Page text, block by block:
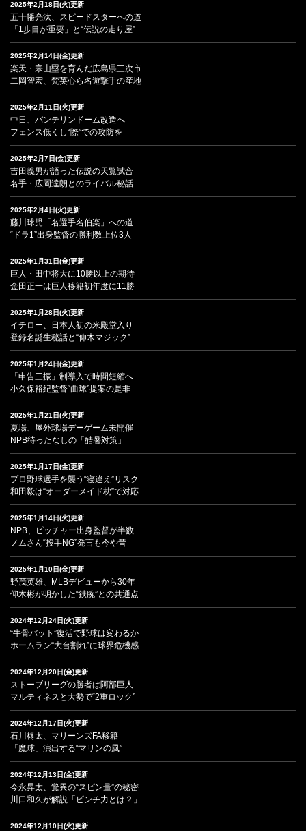
2025年2月18日(火)更新
五十幡亮汰、スピードスターへの道
「1歩目が重要」と“伝説の走り屋”
2025年2月14日(金)更新
楽天・宗山塁を育んだ広島県三次市
二岡智宏、梵英心ら名遊撃手の産地
2025年2月11日(火)更新
中日、バンテリンドーム改造へ
フェンス低くし“際”での攻防を
2025年2月7日(金)更新
吉田義男が語った伝説の天覧試合
名手・広岡達朗とのライバル秘話
2025年2月4日(火)更新
藤川球児「名選手名伯楽」への道
“ドラ1”出身監督の勝利数上位3人
2025年1月31日(金)更新
巨人・田中将大に10勝以上の期待
金田正一は巨人移籍初年度に11勝
2025年1月28日(火)更新
イチロー、日本人初の米殿堂入り
登録名誕生秘話と“仰木マジック”
2025年1月24日(金)更新
「申告三振」制導入で時間短縮へ
小久保裕紀監督“曲球”提案の是非
2025年1月21日(火)更新
夏場、屋外球場デーゲーム未開催
NPB待ったなしの「酷暑対策」
2025年1月17日(金)更新
プロ野球選手を襲う“寝違え”リスク
和田毅は“オーダーメイド枕”で対応
2025年1月14日(火)更新
NPB、ピッチャー出身監督が半数
ノムさん“投手NG”発言も今や昔
2025年1月10日(金)更新
野茂英雄、MLBデビューから30年
仰木彬が明かした“鉄腕”との共通点
2024年12月24日(火)更新
“牛骨バット”復活で野球は変わるか
ホームラン“大台割れ”に球界危機感
2024年12月20日(金)更新
ストーブリーグの勝者は阿部巨人
マルティネスと大勢で“2重ロック”
2024年12月17日(火)更新
石川柊太、マリーンズFA移籍
「魔球」演出する“マリンの風”
2024年12月13日(金)更新
今永昇太、驚異の“スピン量”の秘密
川口和久が解説「ピンチ力とは？」
2024年12月10日(火)更新